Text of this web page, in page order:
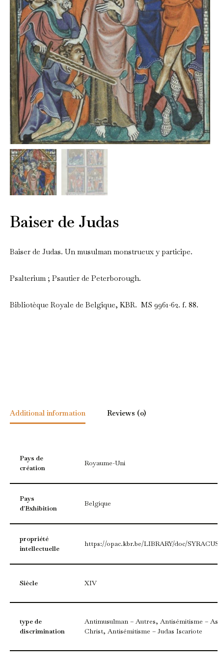
Baiser de Judas
Baiser de Judas. Un musulman monstrueux y participe.
Psalterium ; Psautier de Peterborough.
Bibliotèque Royale de Belgique, KBR. MS 9961-62. f. 88.
Additional information Reviews (0)
Pays de
création
Royaume-Uni
Pays
d'Exhibition
Belgique
propriété
intellectuelle
https://opac.kbr.be/LIBRARY/doc/
Siècle XIV
type de
discrimination
Antimusulman – Autres, Antisémitisme –
Christ, Antisémitisme – Judas Iscariote